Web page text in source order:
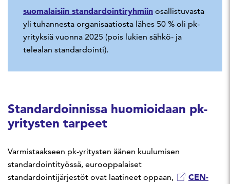
suomalaisiin standardointiryhmiin osallistuvasta
yli tuhannesta organisaatiosta lähes 50 % oli pk-
yrityksiä vuonna 2025 (pois lukien sähkö- ja
telealan standardointi).
Standardoinnissa huomioidaan pk-
yritysten tarpeet
Varmistaakseen pk-yritysten äänen kuulumisen
standardointityössä, eurooppalaiset
standardointijärjestöt ovat laatineet oppaan,
CEN-